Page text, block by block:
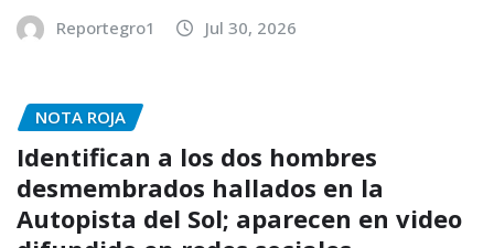
Reportegro1 Jul 30, 2026
NOTA ROJA
Identifican a los dos hombres
desmembrados hallados en la
Autopista del Sol; aparecen en video